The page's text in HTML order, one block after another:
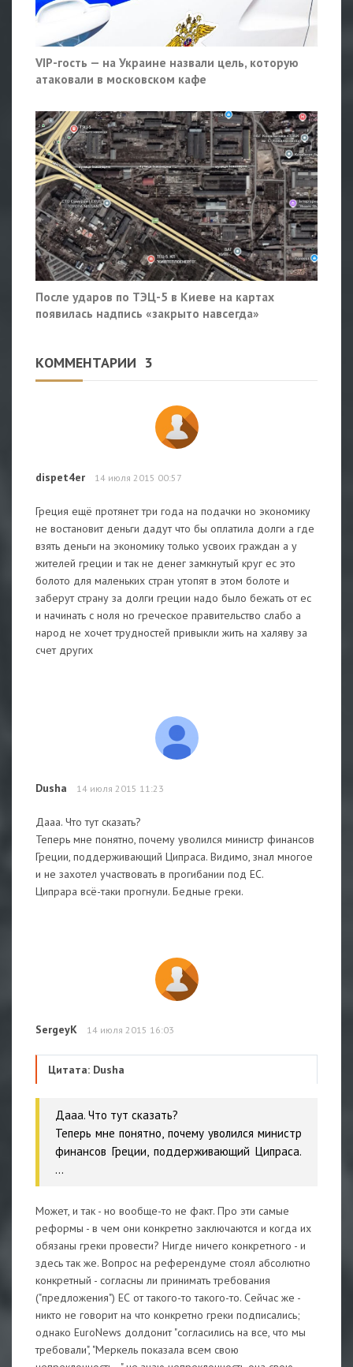
VIP-гость — на Украине назвали цель, которую
атаковали в московском кафе
После ударов по ТЭЦ-5 в Киеве на картах
появилась надпись «закрыто навсегда»
КОММЕНТАРИИ 3
dispet4er 14 июля 2015 00:57
Греция ещё протянет три года на подачки но экономику
не востановит деньги дадут что бы оплатила долги а где
взять деньги на экономику только усвоих граждан а у
жителей греции и так не денег замкнутый круг ес это
болото для маленьких стран утопят в этом болоте и
заберут страну за долги греции надо было бежать от ес
и начинать с ноля но греческое правительство слабо а
народ не хочет трудностей привыкли жить на халяву за
счет других
Dusha 14 июля 2015 11:23
Дааа. Что тут сказать?
Теперь мне понятно, почему уволился министр финансов
Греции, поддерживающий Ципраса. Видимо, знал многое
и не захотел участвовать в прогибании под ЕС.
Ципрара всё-таки прогнули. Бедные греки.
SergeyK 14 июля 2015 16:03
Цитата: Dusha
Дааа. Что тут сказать?
Теперь мне понятно, почему уволился министр
финансов Греции, поддерживающий Ципраса.
...
Может, и так - но вообще-то не факт. Про эти самые
реформы - в чем они конкретно заключаются и когда их
обязаны греки провести? Нигде ничего конкретного - и
здесь так же. Вопрос на референдуме стоял абсолютно
конкретный - согласны ли принимать требования
("предложения") ЕС от такого-то такого-то. Сейчас же -
никто не говорит на что конкретно греки подписались;
однако EuroNews долдонит "согласились на все, что мы
требовали", "Меркель показала всем свою